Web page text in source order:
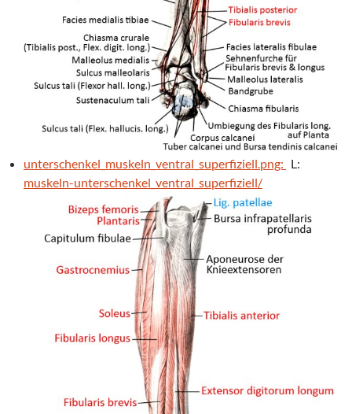
unterschenkel_muskeln_ventral_superfiziell.png: L:
muskeln-unterschenkel_ventral_superfiziell/